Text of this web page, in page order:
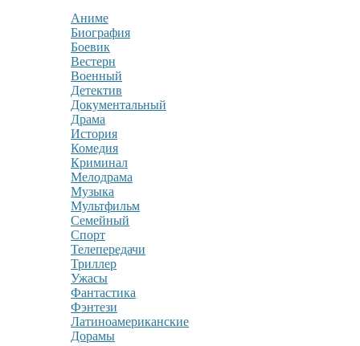
Аниме
Биография
Боевик
Вестерн
Военный
Детектив
Документальный
Драма
История
Комедия
Криминал
Мелодрама
Музыка
Мультфильм
Семейный
Спорт
Телепередачи
Триллер
Ужасы
Фантастика
Фэнтези
Латиноамериканские
Дорамы